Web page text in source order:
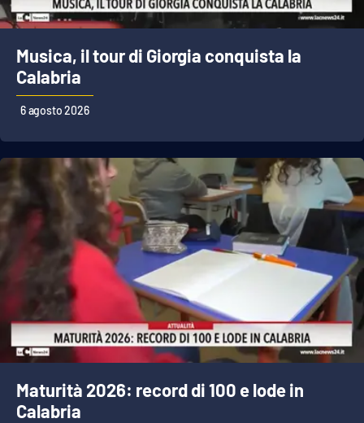
Musica, il tour di Giorgia conquista la
Calabria
6 agosto 2026
Maturità 2026: record di 100 e lode in
Calabria